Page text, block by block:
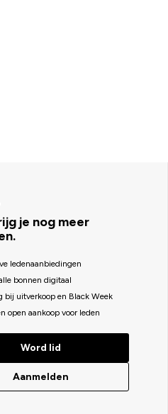
je nog meer
ledenaanbiedingen
bonnen digitaal
bij uitverkoop en Black Week
open aankoop voor leden
Word lid
Aanmelden